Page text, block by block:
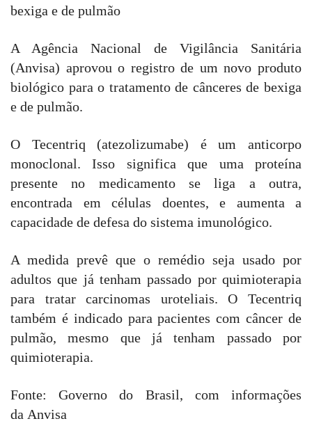
bexiga e de pulmão
A Agência Nacional de Vigilância Sanitária
(Anvisa) aprovou o registro de um novo produto
biológico para o tratamento de cânceres de bexiga
e de pulmão.
O Tecentriq (atezolizumabe) é um anticorpo
monoclonal. Isso significa que uma proteína
presente no medicamento se liga a outra,
encontrada em células doentes, e aumenta a
capacidade de defesa do sistema imunológico.
A medida prevê que o remédio seja usado por
adultos que já tenham passado por quimioterapia
para tratar carcinomas uroteliais. O Tecentriq
também é indicado para pacientes com câncer de
pulmão, mesmo que já tenham passado por
quimioterapia.
Fonte: Governo do Brasil, com informações
da Anvisa